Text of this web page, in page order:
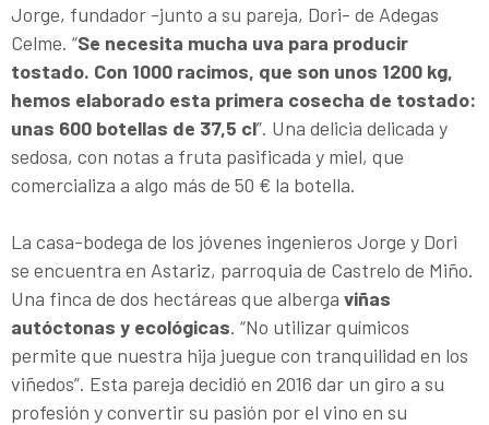
Jorge, fundador -junto a su pareja, Dori- de Adegas
Celme. “Se necesita mucha uva para producir
tostado. Con 1000 racimos, que son unos 1200 kg,
hemos elaborado esta primera cosecha de tostado:
unas 600 botellas de 37,5 cl”. Una delicia delicada y
sedosa, con notas a fruta pasificada y miel, que
comercializa a algo más de 50 € la botella.
La casa-bodega de los jóvenes ingenieros Jorge y Dori
se encuentra en Astariz, parroquia de Castrelo de Miño.
Una finca de dos hectáreas que alberga viñas
autóctonas y ecológicas. “No utilizar químicos
permite que nuestra hija juegue con tranquilidad en los
viñedos”. Esta pareja decidió en 2016 dar un giro a su
profesión y convertir su pasión por el vino en su